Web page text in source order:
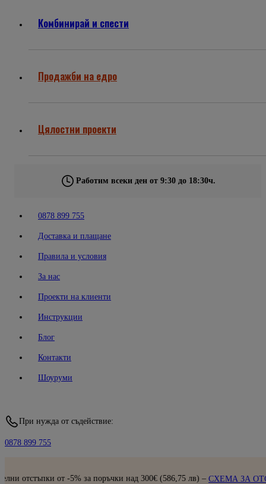
Комбинирай и спести
Продажби на едро
Цялостни проекти
Работим всеки ден от 9:30 до 18:30ч.
0878 899 755
Доставка и плащане
Правила и условия
За нас
Проекти на клиенти
Инструкции
Блог
Контакти
Шоуруми
При нужда от съдействие:
0878 899 755
от -5% за поръчки над 300€ (586,75 лв) –СХЕМА ЗА